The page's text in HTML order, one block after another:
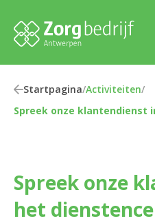
Startpagina/Activiteiten/
Spreek onze klantendienst
Spreek onze klantendienst in
het